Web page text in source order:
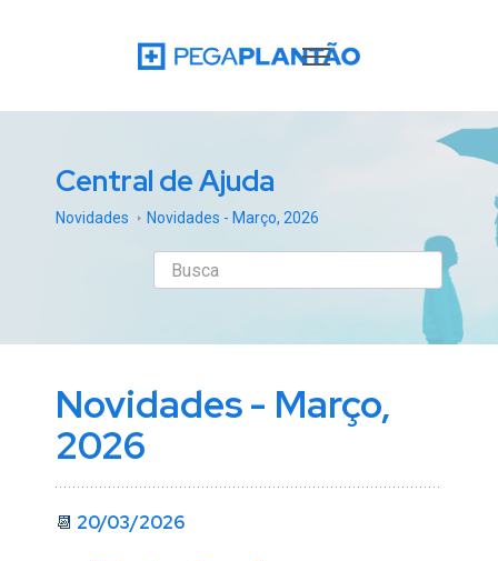
Central de Ajuda
Novidades Novidades - Março, 2026
Novidades - Março,
2026
📆 20/03/2026